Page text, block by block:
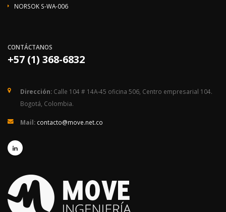
NORSOK S-WA-006
CONTÁCTANOS
+57 (1) 368-6832
Dirección: Calle 104 # 14A-45 oficina 506, Centro empresarial 104.
Bogotá, Colombia.
Mail: contacto@move.net.co